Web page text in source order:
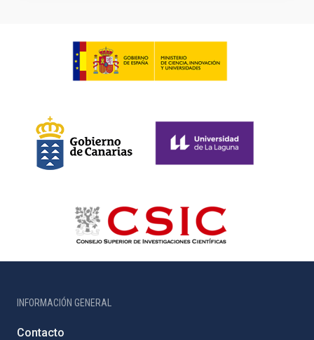
INFORMACIÓN GENERAL
Contacto